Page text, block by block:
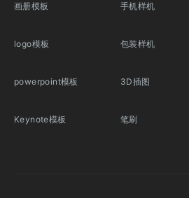
画册模板
logo模板
powerpoint模板
Keynote模板
手机样机
包装样机
3D插图
笔刷